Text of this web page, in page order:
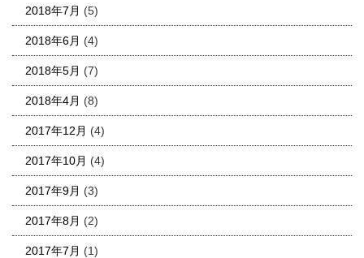
2018年7月 (5)
2018年6月 (4)
2018年5月 (7)
2018年4月 (8)
2017年12月 (4)
2017年10月 (4)
2017年9月 (3)
2017年8月 (2)
2017年7月 (1)